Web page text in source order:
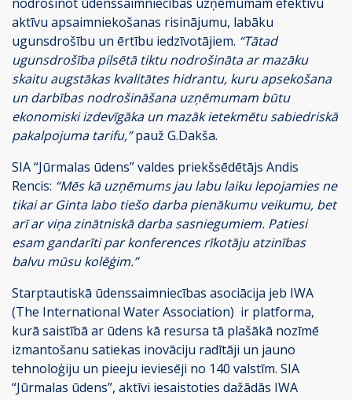
aktīvu apsaimniekošanas risinājumu, labāku
ugunsdrošību un ērtību iedzīvotājiem. “Tātad
ugunsdrošība pilsētā tiktu nodrošināta ar mazāku
skaitu augstākas kvalitātes hidrantu, kuru apsekošana
un darbības nodrošināšana uzņēmumam būtu
ekonomiski izdevīgāka un mazāk ietekmētu sabiedriskā
pakalpojuma tarifu,”pauž G.Dakša.
SIA “Jūrmalas ūdens” valdes priekšsēdētājs Andis
Rencis: “Mēs kā uzņēmums jau labu laiku lepojamies ne
tikai ar Ginta labo tiešo darba pienākumu veikumu, bet
arī ar viņa zinātniskā darba sasniegumiem. Patiesi
esam gandarīti par konferences rīkotāju atzinības
balvu mūsu kolēģim.”
Starptautiskā ūdenssaimniecības asociācija jeb IWA
(The International Water Association) ir platforma,
kurā saistībā ar ūdens kā resursa tā plašākā nozīmē
izmantošanu satiekas inovāciju radītāji un jauno
tehnoloģiju un pieeju ieviesēji no 140 valstīm. SIA
“Jūrmalas ūdens”, aktīvi iesaistoties dažādās IWA